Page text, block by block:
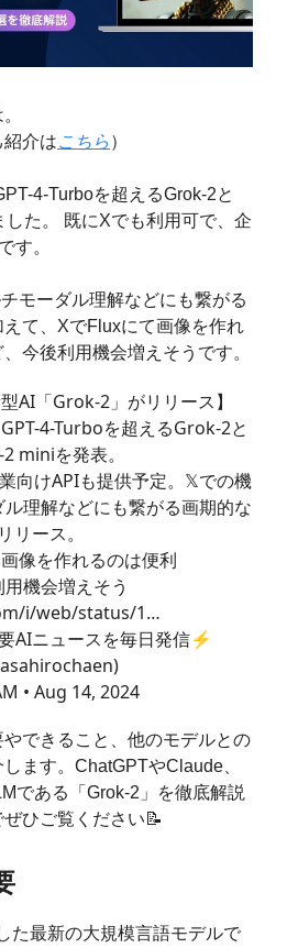
介はこちら ）
4-Turboを超えるGrok-2と
た。 既にXでも利用可で、企
す。
モーダル理解などにも繋がる
て、XでFluxにて画像を作れ
今後利用機会増えそうです。
AI「Grok-2」がリリース】
4-Turboを超えるGrok-2と
miniを発表。
向けAPIも提供予定。𝕏での機
理解などにも繋がる画期的な
リリース。
像を作れるのは便利
機会増えそう
i/web/status/1…
AIニュースを毎日発信⚡️
• Aug 14, 2024
できること、他のモデルとの
ます。ChatGPTやClaude、
である「Grok-2」を徹底解説
ひご覧ください📝
た最新の大規模言語モデルで